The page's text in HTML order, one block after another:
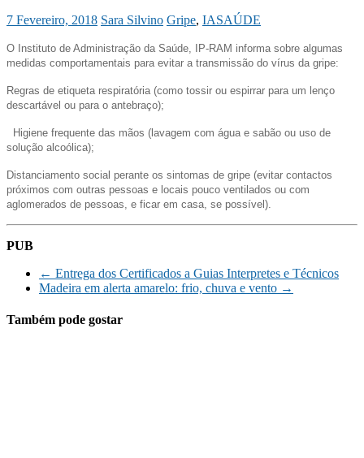
7 Fevereiro, 2018 Sara Silvino Gripe, IASAÚDE
O Instituto de Administração da Saúde, IP-RAM informa sobre algumas
medidas comportamentais para evitar a transmissão do vírus da gripe:
Regras de etiqueta respiratória (como tossir ou espirrar para um lenço
descartável ou para o antebraço);
Higiene frequente das mãos (lavagem com água e sabão ou uso de
solução alcoólica);
Distanciamento social perante os sintomas de gripe (evitar contactos
próximos com outras pessoas e locais pouco ventilados ou com
aglomerados de pessoas, e ficar em casa, se possível).
PUB
← Entrega dos Certificados a Guias Interpretes e Técnicos
Madeira em alerta amarelo: frio, chuva e vento →
Também pode gostar